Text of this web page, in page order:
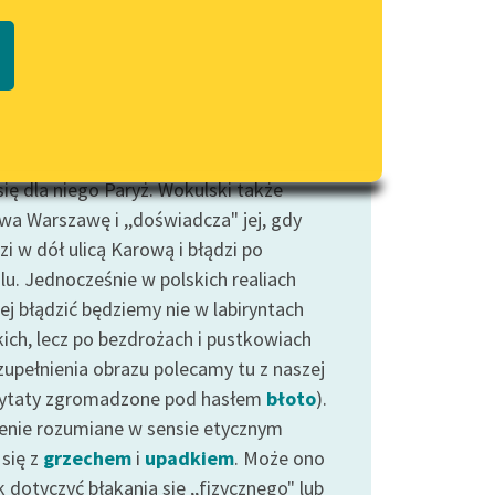
PDF
wrażliwych
Deklaracja dostępności
ten odwołuje się po części do
niepewnością
dla niego Paryż. Wokulski także
Warszawę i ,,doświadcza" jej, gdy
w dół ulicą Karową i błądzi po
Jednocześnie w polskich realiach
błądzić będziemy nie w labiryntach
lecz po bezdrożach i pustkowiach
obrazu polecamy tu z naszej
zgromadzone pod hasłem błoto).
rozumiane w sensie etycznym
z grzechem i upadkiem. Może ono
dotyczyć błąkania się ,,fizycznego" lub